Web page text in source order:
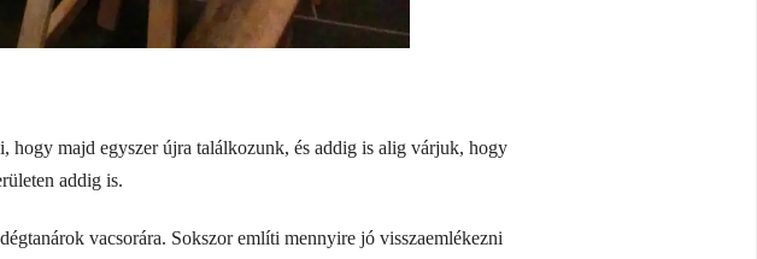
hogy majd egyszer újra találkozunk, és addig is alig várjuk, hogy
addig is.
vacsorára. Sokszor említi mennyire jó visszaemlékezni